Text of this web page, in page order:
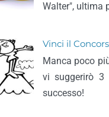
Walter", ultima
Vinci il
Manca poco
vi suggerirò 3
successo!